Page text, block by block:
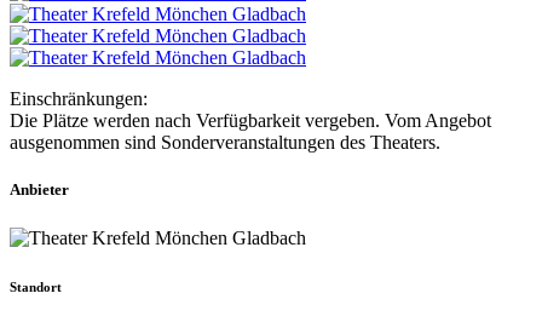
Einschränkungen:
Die Plätze werden nach Verfügbarkeit vergeben. Vom Angebot
ausgenommen sind Sonderveranstaltungen des Theaters.
Anbieter
Standort